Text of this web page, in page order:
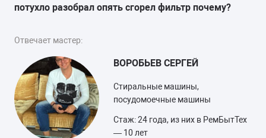
потухло разобрал опять сгорел фильтр почему?
Отвечает мастер:
ВОРОБЬЕВ СЕРГЕЙ
Стиральные машины,
посудомоечные машины
Стаж: 24 года, из них в РемБытТех
— 10 лет